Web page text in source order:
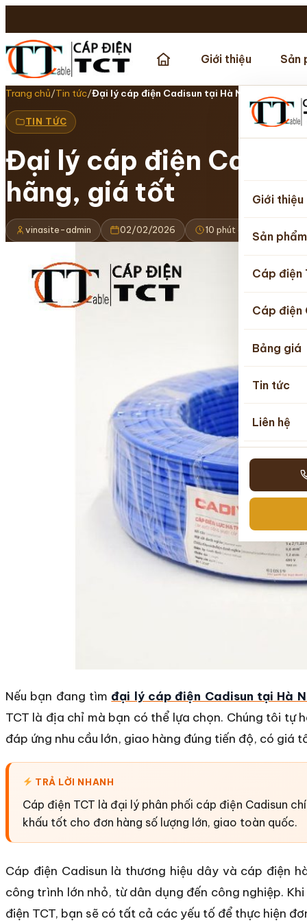
Giới thiệu Sản
Giới thiệu
Sản phẩm
Cáp điện
Cáp điện
Bảng giá
Tin tức
Liên hệ
Trang chủ/Tin tức/Đại lý cáp điện Cadisun tại Hà Nội cung…
TIN TỨC
Đại lý cáp điện
hãng, giá tốt
vinasite-admin 02/02/2026 10 phút đọc Cập
Nếu bạn đang tìmđại lý cáp điện Cadisun tại Hà
TCT là địa chỉ mà bạn có thể lựa chọn. Chúng tôi tự
đáp ứng nhu cầu lớn, giao hàng đúng tiến độ, có giá
TRẢ LỜI NHANH
Cáp điện TCT là đại lý phân phối cáp điện Cadisun
khấu tốt cho đơn hàng số lượng lớn, giao toàn quốc.
Cáp điện Cadisun là thương hiệu dây và cáp điện
công trình lớn nhỏ, từ dân dụng đến công nghiệp.
điện TCT, bạn sẽ có tất cả các yếu tố để thực hiện